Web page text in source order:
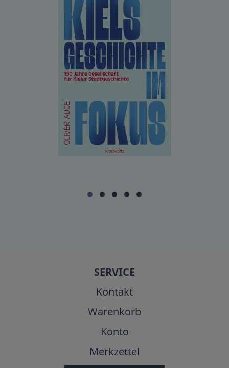
SERVICE
Kontakt
Warenkorb
Konto
Merkzettel